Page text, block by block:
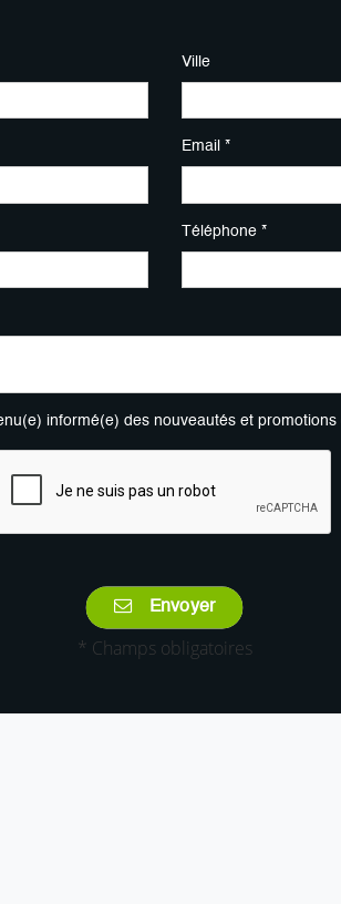
Ville
Email *
Téléphone *
informé(e) des nouveautés et promotions
Envoyer
* Champs obligatoires